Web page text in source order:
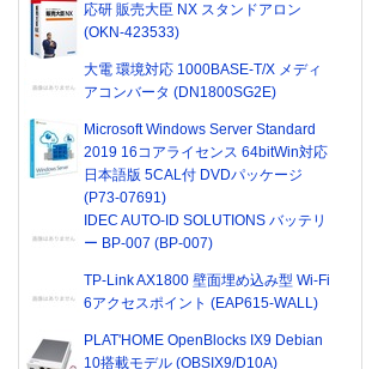
応研 販売大臣 NX スタンドアロン
(OKN-423533)
大電 環境対応 1000BASE-T/X メディ
アコンバータ (DN1800SG2E)
Microsoft Windows Server Standard
2019 16コアライセンス 64bitWin対応
日本語版 5CAL付 DVDパッケージ
(P73-07691)
IDEC AUTO-ID SOLUTIONS バッテリ
ー BP-007 (BP-007)
TP-Link AX1800 壁面埋め込み型 Wi-Fi
6アクセスポイント (EAP615-WALL)
PLAT'HOME OpenBlocks IX9 Debian
10搭載モデル (OBSIX9/D10A)